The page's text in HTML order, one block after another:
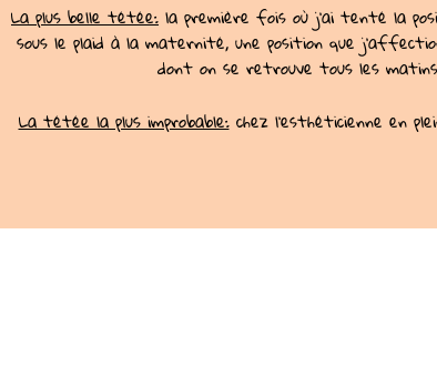
La plus belle tétée: la première fois où j’ai tenté la
sous le plaid à la maternité, une position que
dont on se retrouve tous les
La tétée la plus improbable: chez l’esthéticienne en